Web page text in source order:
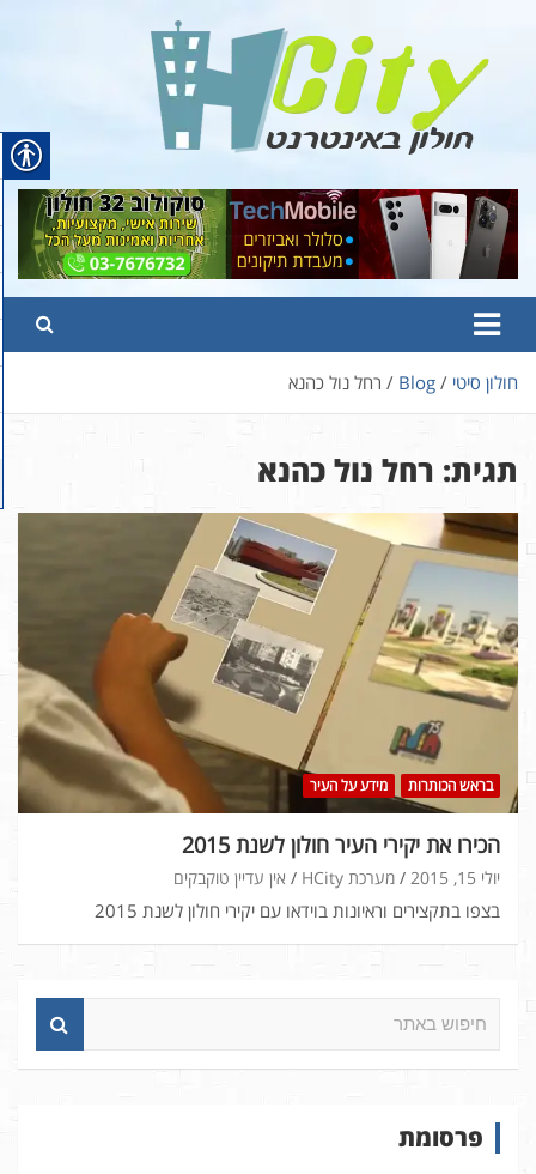
content
Hcity – חולון באינטרנט
פורטל החדשות והמידע של חולון
חולון סיטי Blog רחל נול כהנא
תגית: רחל נול כהנא
בראש הכותרות מידע על העיר
הכירו את יקירי העיר חולון לשנת 2015
יולי 15, 2015 מערכת HCity אין עדיין טוקבקים
בצפו בתקצירים וראיונות בוידאו עם יקירי חולון לשנת 2015
א
פרסומת